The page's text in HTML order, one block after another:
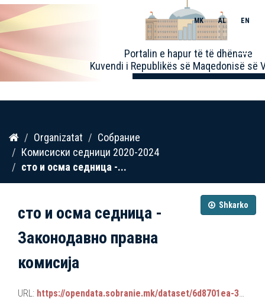
Kalo
përmbajtja
Portalin e hapur të të dhënave
Kuvendi i Republikës së Maqedonisë së
MK AL EN
Toggle
Organizatat
Собрание
Комисиски седници 2020-2024
сто и осма седница -...
Shkarko
сто и осма седница -
Законодавно правна
комисија
URL: https://opendata.sobranie.mk/dataset/6d8701ea-3a42-465d-8f88-639bc6dc1a8e/resource/914d1cb2-332d-4784-a687-e36258d4b7cd/download/komisiski_sednici.json